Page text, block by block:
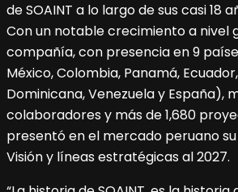
de SOAINT a lo largo de sus casi 18
Con un notable crecimiento a nivel
compañía, con presencia en 9
México, Colombia, Panamá,
Dominicana, Venezuela y España),
colaboradores y más de 1,680
presentó en el mercado peruano su
Visión y líneas estratégicas al 2027.